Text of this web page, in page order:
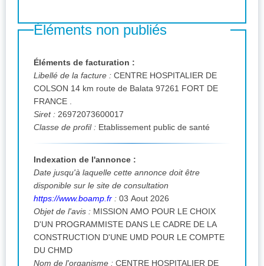
Éléments non publiés
Éléments de facturation :
Libellé de la facture :
COLSON 14 km route de Balata 97261 FORT DE
FRANCE .
Siret : 26972073600017
Classe de profil : Etablissement public de santé
Indexation de l'annonce :
Date jusqu'à laquelle cette annonce doit être
disponible sur le site de consultation
https://www.boamp.fr : 03 Aout 2026
Objet de l'avis : MISSION AMO POUR LE CHOIX
D'UN PROGRAMMISTE DANS LE CADRE DE LA
CONSTRUCTION D'UNE UMD POUR LE COMPTE
DU CHMD
Nom de l'organisme : CENTRE HOSPITALIER DE